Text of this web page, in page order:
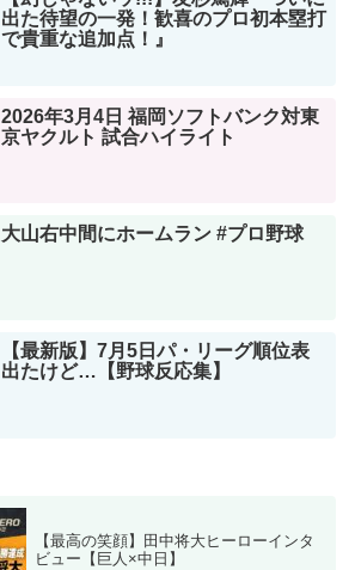
出た待望の一発！歓喜のプロ初本塁打
で貴重な追加点！』
2026年3月4日 福岡ソフトバンク対東
京ヤクルト 試合ハイライト
大山右中間にホームラン #プロ野球
【最新版】7月5日パ・リーグ順位表
出たけど…【野球反応集】
【最高の笑顔】田中将大ヒーローインタ
ビュー【巨人×中日】